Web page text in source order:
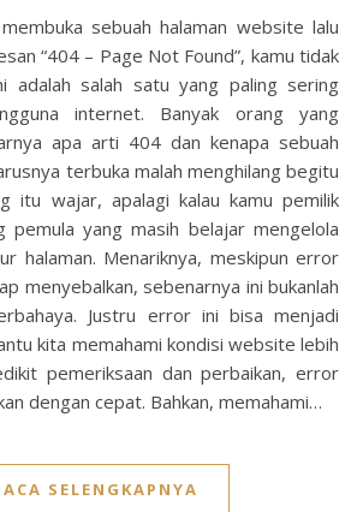
“404 – Page Not Found”, kamu tidak
adalah salah satu yang paling sering
internet. Banyak orang yang
apa arti 404 dan kenapa sebuah
terbuka malah menghilang begitu
itu wajar, apalagi kalau kamu pemilik
yang masih belajar mengelola
halaman. Menariknya, meskipun error
menyebalkan, sebenarnya ini bukanlah
Justru error ini bisa menjadi
kita memahami kondisi website lebih
pemeriksaan dan perbaikan, error
dengan cepat. Bahkan, memahami…
SELENGKAPNYA